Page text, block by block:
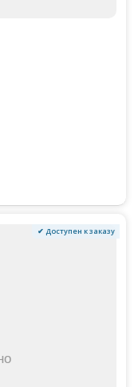
✔ Доступен к заказу